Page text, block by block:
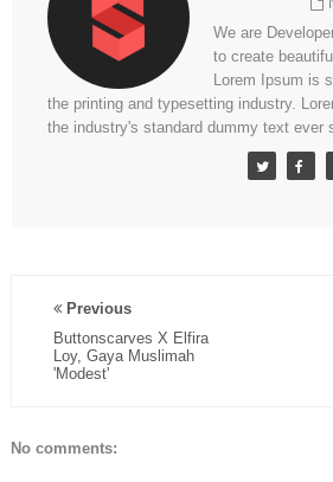
We are
to create
Lorem Ipsum is
the printing and typesetting industry.
the industry's standard dummy text ever
Previous
Buttonscarves X Elfira
Loy, Gaya Muslimah
'Modest'
No comments: